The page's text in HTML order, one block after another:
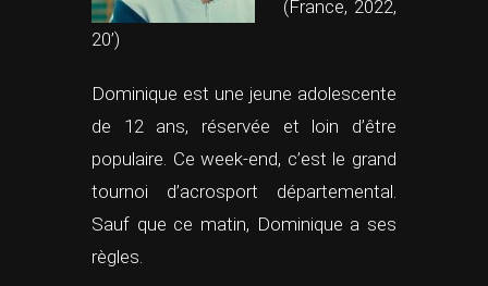
(France, 2022,
20’)
Dominique est une jeune adolescente
de 12 ans, réservée et loin d’être
populaire. Ce week-end, c’est le grand
tournoi d’acrosport départemental.
Sauf que ce matin, Dominique a ses
règles.